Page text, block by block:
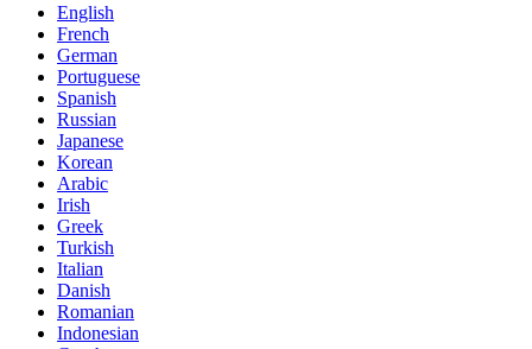
English
French
German
Portuguese
Spanish
Russian
Japanese
Korean
Arabic
Irish
Greek
Turkish
Italian
Danish
Romanian
Indonesian